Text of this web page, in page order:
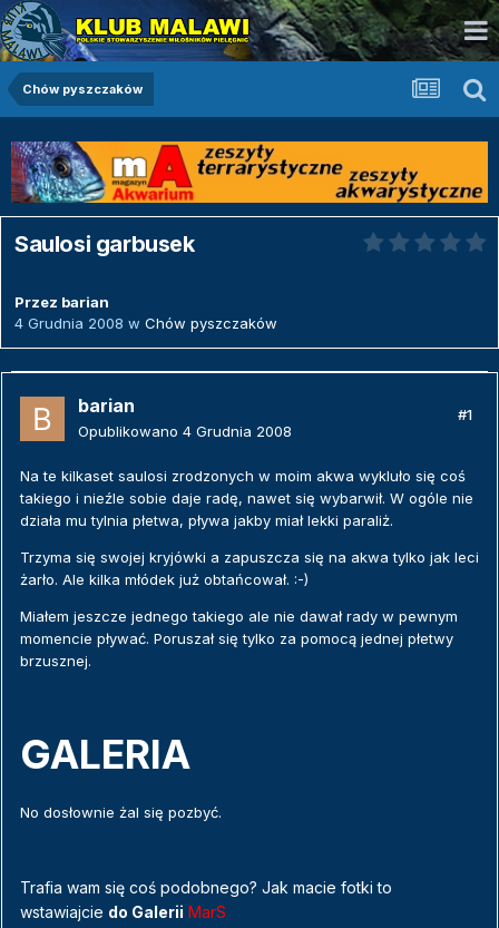
Chów pyszczaków
Saulosi garbusek
Przez barian
4 Grudnia 2008 w Chów pyszczaków
barian
Opublikowano 4 Grudnia 2008
#1
Na te kilkaset saulosi zrodzonych w moim akwa wykluło się coś
takiego i nieźle sobie daje radę, nawet się wybarwił. W ogóle nie
działa mu tylnia płetwa, pływa jakby miał lekki paraliż.
Trzyma się swojej kryjówki a zapuszcza się na akwa tylko jak leci
żarło. Ale kilka młódek już obtańcował. :-)
Miałem jeszcze jednego takiego ale nie dawał rady w pewnym
momencie pływać. Poruszał się tylko za pomocą jednej płetwy
brzusznej.
GALERIA
No dosłownie żal się pozbyć.
Trafia wam się coś podobnego? Jak macie fotki to
wstawiajcie do Galerii MarS